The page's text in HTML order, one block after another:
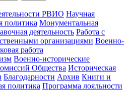
РВИО Научная
политика Монументальная
деятельность Работа с
организациями Военно-
работа
Военно-исторические
Общества Историческая
Благодарности Архив Книги и
политика Программа лояльности